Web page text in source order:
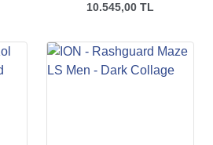
10.545,00 TL